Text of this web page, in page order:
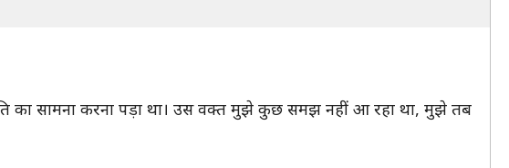
का सामना करना पड़ा था। उस वक्त मुझे कुछ समझ नहीं आ रहा था, मुझे तब